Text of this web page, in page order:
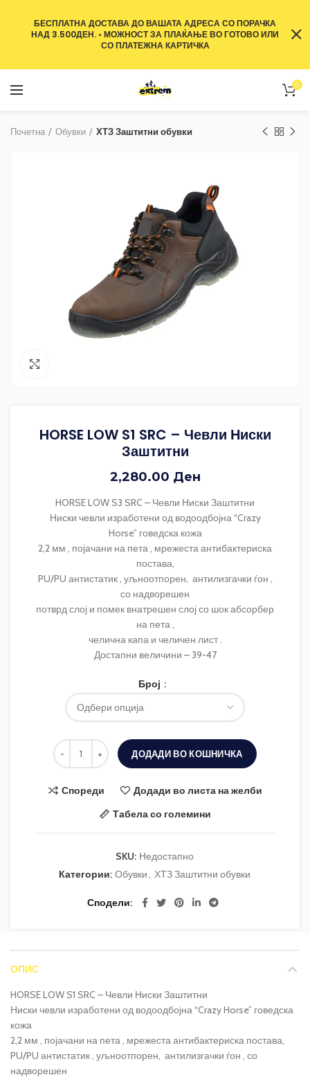
0
Почетна Обувки ХТЗ Заштитни обувки
HORSE LOW S1 SRC – Чевли Ниски
Заштитни
2,280.00 Ден
HORSE LOW S3 SRC – Чевли Ниски Заштитни
Ниски чевли изработени од водоодбојна “Crazy
Horse” говедска кожа
2,2 мм , појачани на пета , мрежеста антибактериска
постава,
PU/PU антистатик , уљноотпорен, антилизгачки ѓон ,
со надворешен
потврд слој и помек внатрешен слој со шок абсорбер
на пета ,
челична капа и челичен лист .
Достапни величини – 39-47
Број
ДОДАДИ ВО КОШНИЧКА
Спореди
Додади во листа на желби
Табела со големини
SKU: Недостапно
Категории: Обувки, ХТЗ Заштитни обувки
Сподели
ОПИС
HORSE LOW S1 SRC – Чевли Ниски Заштитни
Ниски чевли изработени од водоодбојна “Crazy Horse” говедска
кожа
2,2 мм , појачани на пета , мрежеста антибактериска постава,
PU/PU антистатик , уљноотпорен, антилизгачки ѓон , со
надворешен
БЕСПЛАТНА ДОСТАВА ДО ВАШАТА АДРЕСА СО ПОРАЧКА
НАД 3.500ДЕН. • МОЖНОСТ ЗА ПЛАЌАЊЕ ВО ГОТОВО ИЛИ
СО ПЛАТЕЖНА КАРТИЧКА